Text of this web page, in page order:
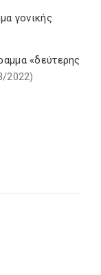
γονικής
«δεύτερης
2022)